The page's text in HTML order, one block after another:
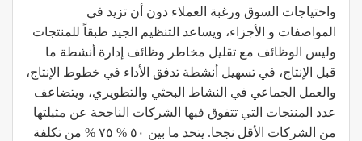
واحتياجات السوق ورغبة العملاء دون أن تزيد في
المواصفات و الأجزاء، ويساعد التنظيم الجيد طبقاً للمنتجات
وليس الوظائف مع تقليل مخاطر وظائف إدارة أنشطة ما
قبل الإنتاج، في تسهيل أنشطة تدفق الأداء في خطوط الإنتاج،
والعمل الجماعي في النشاط البحثي والتطويري، ويتضاعف
عدد المنتجات التي تتفوق فيها الشركات الناجحة عن مثيلتها
من الشركات الأقل نجحا. يتحد ما بين ٥٠ % ٧٥ % من تكلفة